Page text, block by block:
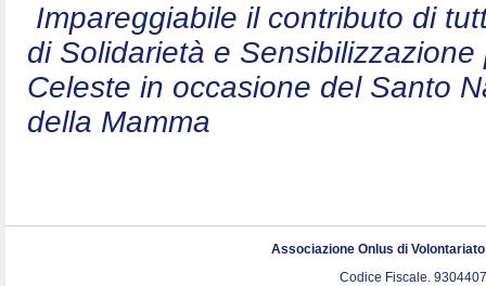
Impareggiabile il contributo di
di Solidarietà e
Celeste in occasione del Santo
della Mamma
Associazione Onlus di
Codice Fiscale.